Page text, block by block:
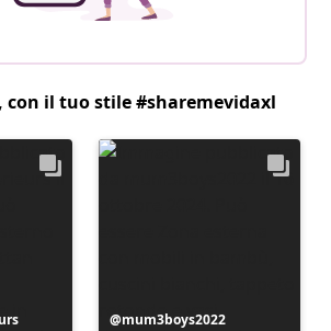
il tuo stile #sharemevidaxl
Post
mum3boys2022